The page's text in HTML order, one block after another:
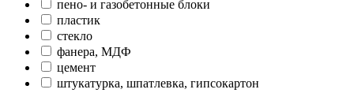
пено- и газобетонные блоки
пластик
стекло
фанера, МДФ
цемент
штукатурка, шпатлевка, гипсокартон